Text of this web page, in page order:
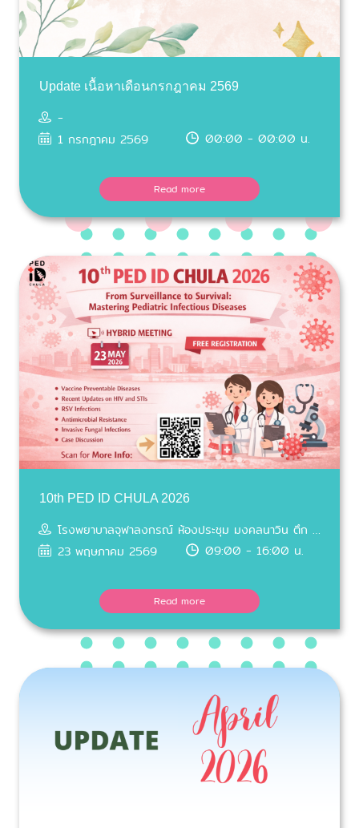
Update เนื้อหาเดือนกรกฎาคม 2569
-
1 กรกฎาคม 2569
00:00 - 00:00 น.
Read more
10th PED ID CHULA 2026
โรงพยาบาลจุฬาลงกรณ์ ห้องประชุม มงคลนาวิน ตึก สก. ชั้น 10
23 พฤษภาคม 2569
09:00 - 16:00 น.
Read more